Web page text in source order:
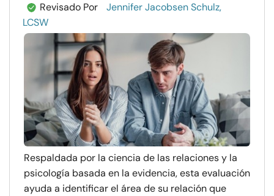
Revisado Por
Jennifer Jacobsen Schulz,
LCSW
Respaldada por la ciencia de las relaciones y la
psicología basada en la evidencia, esta evaluación
ayuda a identificar el área de su relación que